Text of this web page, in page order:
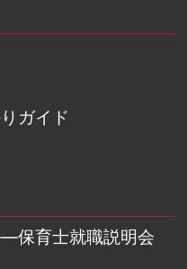
ガイド
保育士就職説明会